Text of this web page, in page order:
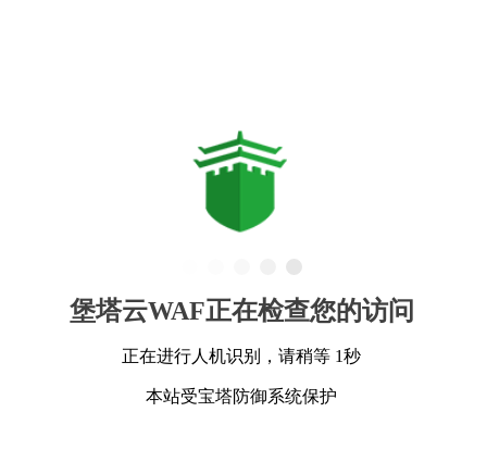
堡塔云WAF正在检查您的访问
正在进行人机识别，请稍等 1秒
本站受宝塔防御系统保护